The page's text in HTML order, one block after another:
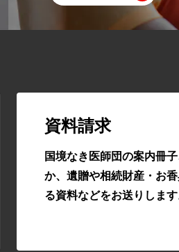
資料請求
国境なき医師団の案内冊
か、遺贈や相続財産・お
る資料などをお送りします